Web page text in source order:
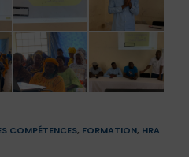
COMPÉTENCES, FORMATION, HRA